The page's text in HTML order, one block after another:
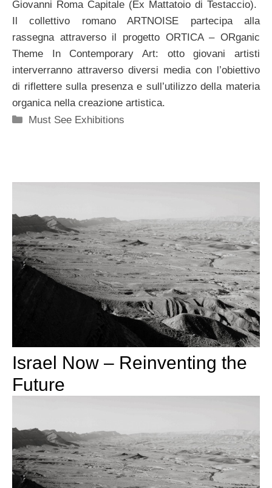
Giovanni Roma Capitale (Ex Mattatoio di Testaccio).
Il collettivo romano ARTNOISE partecipa alla
rassegna attraverso il progetto ORTICA – ORganic
Theme In Contemporary Art: otto giovani artisti
interverranno attraverso diversi media con l’obiettivo
di riflettere sulla presenza e sull’utilizzo della materia
organica nella creazione artistica.
Categorie
Must See Exhibitions
Israel Now – Reinventing the
Future